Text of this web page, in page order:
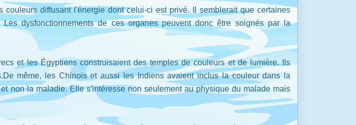
diffusant l'énergie dont celui-ci est privé. Il semblerait que certaines
dysfonctionnements de ces organes peuvent donc être soignés par la
et les Égyptiens construisaient des temples de couleurs et de lumière. Ils
même, les Chinois et aussi les Indiens avaient inclus la couleur dans la
non la maladie. Elle s'intéresse non seulement au physique du malade mais